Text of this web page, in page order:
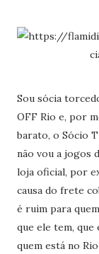
Sou sócia
OFF Rio e, por
barato, o Sócio
não vou a jogos
loja oficial, por
causa do frete
é ruim para
que ele tem,
quem está no